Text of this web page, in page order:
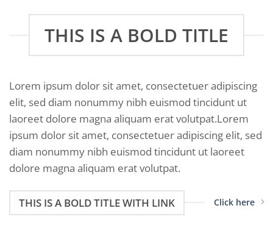
THIS IS A BOLD TITLE
Lorem ipsum dolor sit amet, consectetuer adipiscing
elit, sed diam nonummy nibh euismod tincidunt ut
laoreet dolore magna aliquam erat volutpat.Lorem
ipsum dolor sit amet, consectetuer adipiscing elit, sed
diam nonummy nibh euismod tincidunt ut laoreet
dolore magna aliquam erat volutpat.
THIS IS A BOLD TITLE WITH LINK Click here